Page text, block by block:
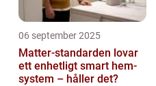
06 september 2025
Matter-standarden lovar
ett enhetligt smart hem-
system – håller det?